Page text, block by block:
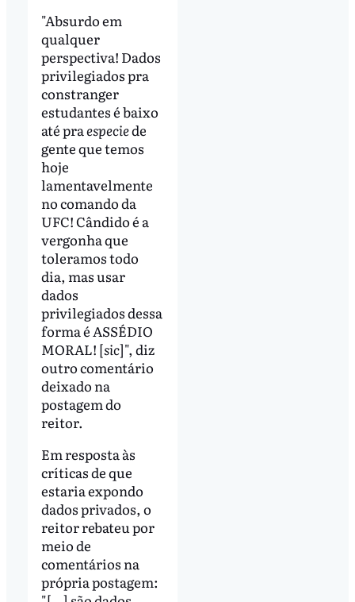
"Absurdo em
qualquer
perspectiva! Dados
privilegiados pra
constranger
estudantes é baixo
até praespeciede
gente que temos
hoje
lamentavelmente
no comando da
UFC! Cândido é a
vergonha que
toleramos todo
dia, mas usar
dados
privilegiados dessa
forma é ASSÉDIO
MORAL! [sic]", diz
outro comentário
deixado na
postagem do
reitor.
Em resposta às
críticas de que
estaria expondo
dados privados, o
reitor rebateu por
meio de
comentários na
própria postagem: